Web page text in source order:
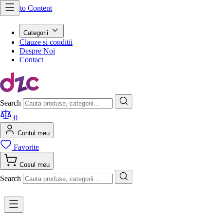
Skip to Content
Categorii
Clauze si conditii
Despre Noi
Contact
Search
0
Contul meu
Favorite
Cosul meu
Search